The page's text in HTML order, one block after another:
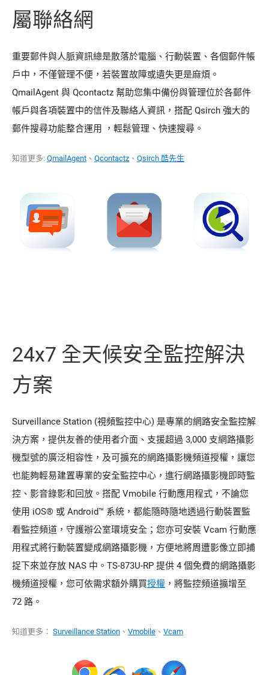
屬聯絡網
重要郵件與人脈資訊總是散落於電腦、行動裝置、各個郵件帳
戶中，不僅管理不便，若裝置故障或遺失更是麻煩。
QmailAgent 與 Qcontactz 幫助您集中備份與管理位於各郵件
帳戶與各項裝置中的信件及聯絡人資訊，搭配 Qsirch 強大的
郵件搜尋功能整合運用 ，輕鬆管理、快速搜尋。
知道更多: QmailAgent 、 Qcontactz 、 Qsirch 酷先生
24x7 全天候安全監控解決
方案
Surveillance Station (視頻監控中心) 是專業的網路安全監控解
決方案，提供友善的使用者介面、支援超過 3,000 支網路攝影
機型號的廣泛相容性，及可擴充的網路攝影機頻道授權，讓您
也能夠輕易建置專業的安全監控中心，進行網路攝影機即時監
控、影音錄影和回放。搭配 Vmobile 行動應用程式，不論您
使用 iOS® 或 Android™ 系統，都能隨時隨地透過行動裝置監
看監控頻道，守護辦公室環境安全；您亦可安裝 Vcam 行動應
用程式將行動裝置變成網路攝影機，方便地將周遭影像立即捕
捉下來並存放 NAS 中。TS-873U-RP 提供 4 個免費的網路攝影
機頻道授權，您可依需求額外購買授權 ，將監控頻道擴增至
72 路。
知道更多： Surveillance Station 、 Vmobile 、 Vcam